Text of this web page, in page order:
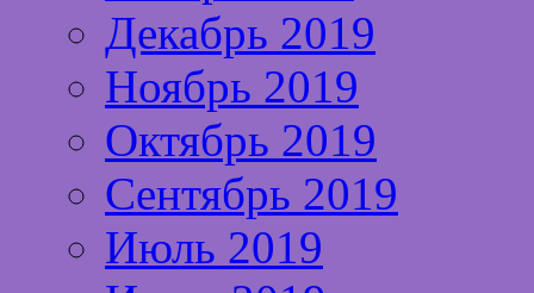
Декабрь 2019
Ноябрь 2019
Октябрь 2019
Сентябрь 2019
Июль 2019